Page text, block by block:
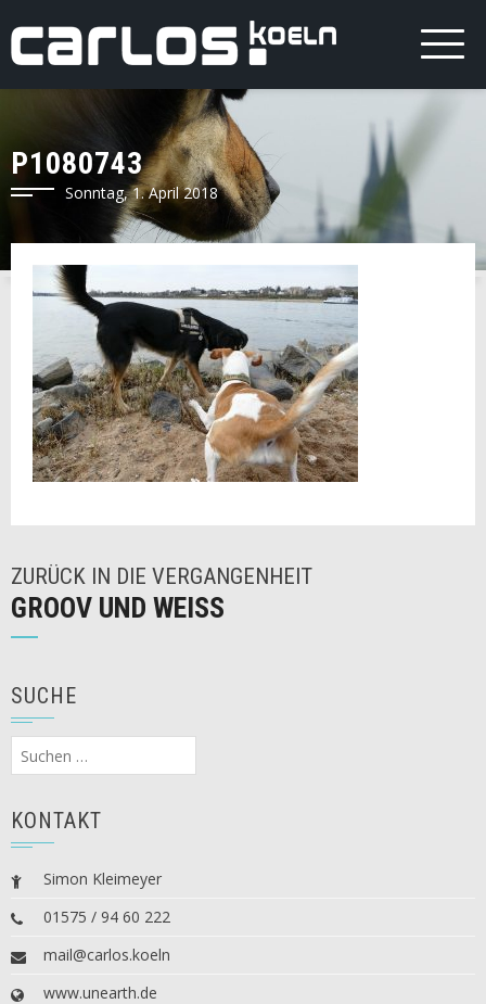
P1080743
Sonntag, 1. April 2018
ZURÜCK IN DIE VERGANGENHEIT
GROOV UND WEISS
SUCHE
Suchen
nach:
KONTAKT
Simon Kleimeyer
01575 / 94 60 222
mail@carlos.koeln
www.unearth.de